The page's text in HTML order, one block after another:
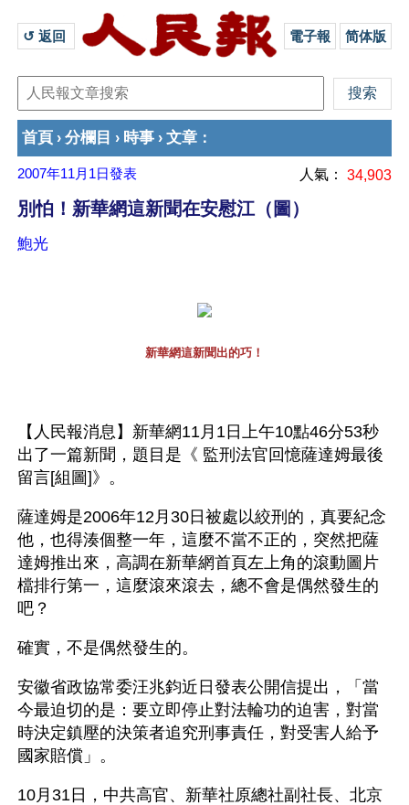
↺ 返回 電子報 简体版
首頁 › 分欄目 › 時事 › 文章 ：
2007年11月1日發表 人氣： 34,903
別怕！新華網這新聞在安慰江（圖）
鮑光
新華網這新聞出的巧！
【人民報消息】新華網11月1日上午10點46分53秒
出了一篇新聞，題目是《 監刑法官回憶薩達姆最後
留言[組圖]》。
薩達姆是2006年12月30日被處以絞刑的，真要紀念
他，也得湊個整一年，這麼不當不正的，突然把薩
達姆推出來，高調在新華網首頁左上角的滾動圖片
檔排行第一，這麼滾來滾去，總不會是偶然發生的
吧？
確實，不是偶然發生的。
安徽省政協常委汪兆鈞近日發表公開信提出，「當
今最迫切的是：要立即停止對法輪功的迫害，對當
時決定鎮壓的決策者追究刑事責任，對受害人給予
國家賠償」。
10月31日，中共高官、新華社原總社副社長、北京